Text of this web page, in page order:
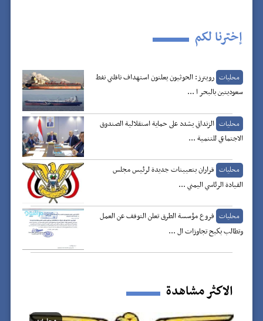
إخترنا لكم
محليات رويترز: الحوثيون يعلنون استهداف ناقلتي نفط
سعوديتين بالبحر ا ...
محليات الزنداني يشدد على حماية استقلالية الصندوق
الاجتماعي للتنمية ...
محليات قراران بتعيينات جديدة لرئيس مجلس
القيادة الرئاسي اليمني ...
محليات فروع مؤسسة الطرق تعلن التوقف عن العمل
وتطالب بكبح تجاوزات ال ...
الاكثر مشاهدة